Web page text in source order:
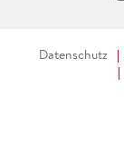
Datenschutz